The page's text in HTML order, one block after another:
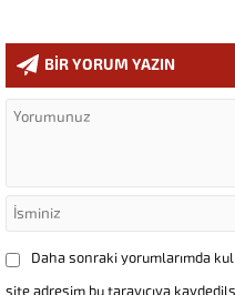
BİR YORUM YAZIN
Daha sonraki yorumlarımda
site adresim bu tarayıcıya